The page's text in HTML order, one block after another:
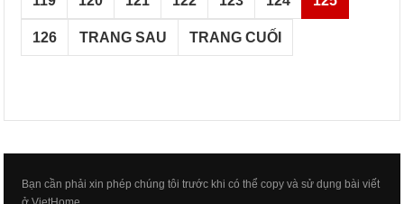
126 TRANG SAU TRANG CUỐI
Bạn cần phải xin phép chúng tôi trước khi có thể copy và sử dụng bài viết